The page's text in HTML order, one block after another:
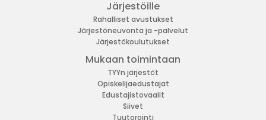
Järjestöille
Rahalliset avustukset
Järjestöneuvonta ja -palvelut
Järjestökoulutukset
Mukaan toimintaan
TYYn järjestöt
Opiskelijaedustajat
Edustajistovaalit
Siivet
Tuutorointi